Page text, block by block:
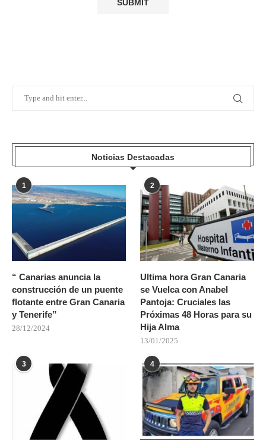
Noticias Destacadas
1
“ Canarias anuncia la
construcción de un puente
flotante entre Gran Canaria
y Tenerife”
28/12/2024
2
Ultima hora Gran Canaria
se Vuelca con Anabel
Pantoja: Cruciales las
Próximas 48 Horas para su
Hija Alma
13/01/2025
3 4